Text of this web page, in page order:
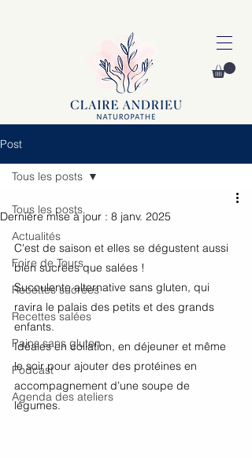
Post
Tous les posts
Actualités
Foire de Tours
Recettes sucrées
Recettes salées
Pains sans gluten
Podcast
Agenda des ateliers
Tous les posts
Dernière mise à jour : 8 janv. 2025
C'est de saison et elles se dégustent aussi
bien sucrées que salées !
Succulente alternative sans gluten, qui
ravira le palais des petits et des grands
enfants.
Idéales en collation, en déjeuner et même
le soir pour ajouter des protéines en
accompagnement d’une soupe de
légumes.